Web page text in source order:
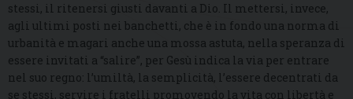
stessi, il ritenersi giusti davanti a Dio. Il mettersi, invece,
agli ultimi posti nei banchetti, che è in fondo una norma di
urbanità e magari anche una mossa astuta, nella speranza di
essere invitati a “salire”, per Gesù indica la via per entrare
nel suo regno: l’umiltà, la semplicità, l’essere decentrati da
se stessi, servire i fratelli promovendo la vita con libertà e